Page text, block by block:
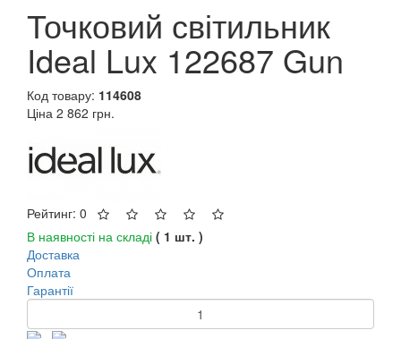
Точковий світильник
Ideal Lux 122687 Gun
Код товару: 114608
Ціна 2 862 грн.
Рейтинг: 0
В наявності на складі ( 1 шт. )
Доставка
Оплата
Гарантії